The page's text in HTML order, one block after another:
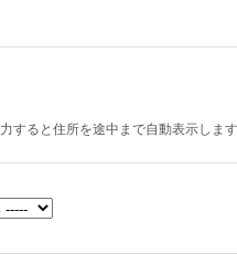
すると住所を途中まで自動表示します